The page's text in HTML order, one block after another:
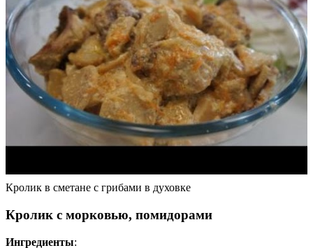
Кролик в сметане с грибами в духовке
Кролик с морковью, помидорами
Ингредиенты: